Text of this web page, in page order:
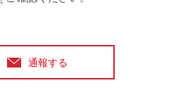
通報する